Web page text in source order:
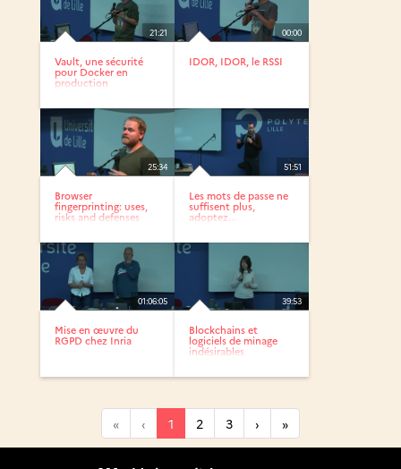
21:21
Vault, une sécurité
pour Docker en
production
00:00
IDOR, IDOR, le RSSI
25:34
Browser
fingerprinting: uses,
risks and defenses
51:51
Les mots de passe ne
suffisent plus,
adoptez...
01:06:05
Mise en œuvre du
RGPD chez Inria
39:53
Blockchains et
logiciels de minage
indésirables
« ‹ 1 2 3 › »